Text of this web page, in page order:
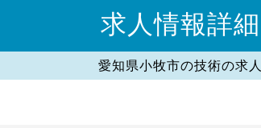
求人情報詳細
愛知県小牧市の技術の求人